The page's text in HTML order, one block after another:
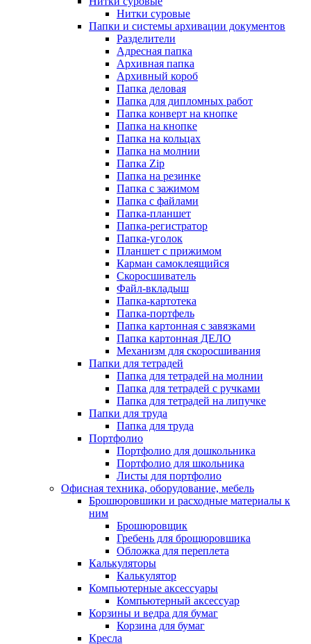
Нитки суровые
Папки и системы архивации документов
Разделители
Адресная папка
Архивная папка
Архивный короб
Папка деловая
Папка для дипломных работ
Папка конверт на кнопке
Папка на кнопке
Папка на кольцах
Папка на молнии
Папка Zip
Папка на резинке
Папка с зажимом
Папка с файлами
Папка-планшет
Папка-регистратор
Папка-уголок
Планшет с прижимом
Карман самоклеящийся
Скоросшиватель
Файл-вкладыш
Папка-картотека
Папка-портфель
Папка картонная с завязками
Папка картонная ДЕЛО
Механизм для скоросшивания
Папки для тетрадей
Папка для тетрадей на молнии
Папка для тетрадей с ручками
Папка для тетрадей на липучке
Папки для труда
Папка для труда
Портфолио
Портфолио для дошкольника
Портфолио для школьника
Листы для портфолио
Офисная техника, оборудование, мебель
Брошюровшики и расходные материалы к
ним
Брошюровщик
Гребень для брощюровшика
Обложка для переплета
Калькуляторы
Калькулятор
Компьютерные аксессуары
Компьютерный аксессуар
Корзины и ведра для бумаг
Корзина для бумаг
Кресла